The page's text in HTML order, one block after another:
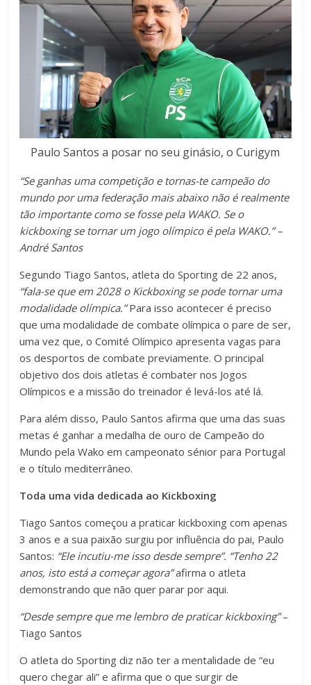
Paulo Santos a posar no seu ginásio, o Curigym
“Se ganhas uma competição e tornas-te campeão do
mundo por uma federação mais abaixo não é realmente
tão importante como se fosse pela WAKO. Se o
kickboxing se tornar um jogo olímpico é pela WAKO.” –
André Santos
Segundo Tiago Santos, atleta do Sporting de 22 anos,
“fala-se que em 2028 o Kickboxing se pode tornar uma
modalidade olímpica.”Para isso acontecer é preciso
que uma modalidade de combate olímpica o pare de ser,
uma vez que, o Comité Olímpico apresenta vagas para
os desportos de combate previamente. O principal
objetivo dos dois atletas é combater nos Jogos
Olímpicos e a missão do treinador é levá-los até lá.
Para além disso, Paulo Santos afirma que uma das suas
metas é ganhar a medalha de ouro de Campeão do
Mundo pela Wako em campeonato sénior para Portugal
e o título mediterrâneo.
Toda uma vida dedicada ao Kickboxing
Tiago Santos começou a praticar kickboxing com apenas
3 anos e a sua paixão surgiu por influência do pai, Paulo
Santos: “Ele incutiu-me isso desde sempre”. “Tenho 22
anos, isto está a começar agora”afirma o atleta
demonstrando que não quer parar por aqui.
“Desde sempre que me lembro de praticar kickboxing”–
Tiago Santos
O atleta do Sporting diz não ter a mentalidade de “eu
quero chegar ali” e afirma que o que surgir de